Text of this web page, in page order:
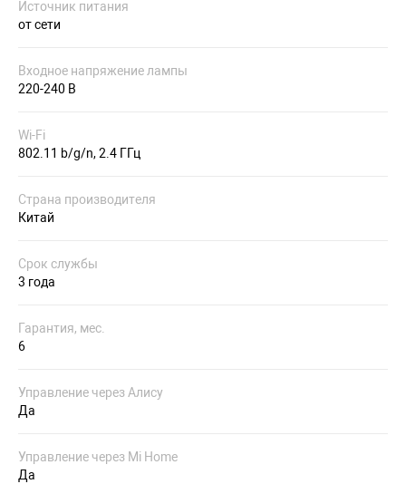
Источник питания
от сети
Входное напряжение лампы
220-240 В
Wi-Fi
802.11 b/g/n, 2.4 ГГц
Страна производителя
Китай
Срок службы
3 года
Гарантия, мес.
6
Управление через Алису
Да
Управление через Mi Home
Да